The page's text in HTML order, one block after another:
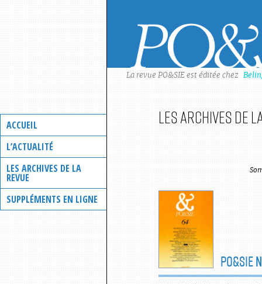
ACCUEIL
L’ACTUALITÉ
LES ARCHIVES DE LA
REVUE
SUPPLÉMENTS EN LIGNE
La revue PO&SIE est éditée chez
Les archives de
PO&SIE